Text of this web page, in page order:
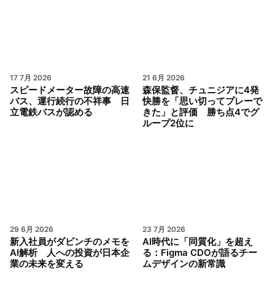
17 7月 2026
スピードメーター故障の高速
バス、運行続行の不祥事 日
立電鉄バスが認める
21 6月 2026
森保監督、チュニジアに4発
快勝を「思い切ってプレーで
きた」と評価 勝ち点4でグ
ループ2位に
29 6月 2026
新入社員がダビンチのメモを
AI解析 人への投資が日本企
業の未来を変える
23 7月 2026
AI時代に「同質化」を超え
る：Figma CDOが語るチー
ムデザインの新常識